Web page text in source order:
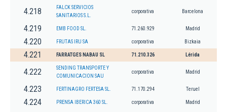
4.218
FALCK SERVICIOS
SANITARIOS S.L.
corporativa Barcelona
4.219 EMB FOOD SL. 71.260.929 Madrid
4.220 FRUTAS IRU SA corporativa Bizkaia
4.221 FARRATGES NABAU SL 71.210.326 Lérida
4.222
SENDING TRANSPORTE Y
COMUNICACION SAU
corporativa Madrid
4.223 FERTINAGRO FERTESA SL. 71.170.294 Teruel
4.224 PRENSA IBERICA 360 SL. corporativa Madrid